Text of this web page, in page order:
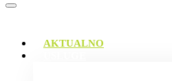
AKTUALNO